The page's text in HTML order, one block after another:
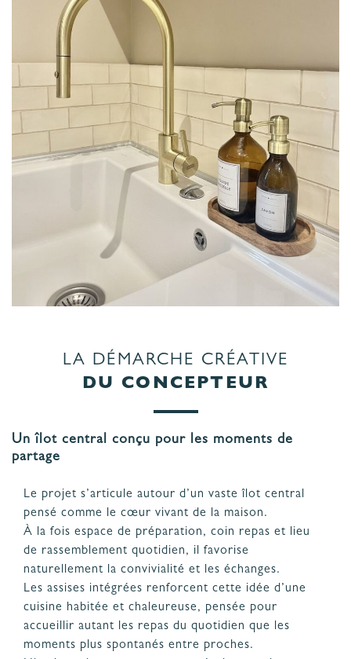
LA DÉMARCHE CRÉATIVE
DU CONCEPTEUR
Un îlot central conçu pour les moments de
partage
Le projet s’articule autour d’un vaste îlot central
pensé comme le cœur vivant de la maison.
À la fois espace de préparation, coin repas et lieu
de rassemblement quotidien, il favorise
naturellement la convivialité et les échanges.
Les assises intégrées renforcent cette idée d’une
cuisine habitée et chaleureuse, pensée pour
accueillir autant les repas du quotidien que les
moments plus spontanés entre proches.